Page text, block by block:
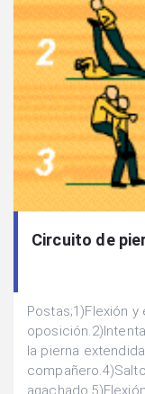
Circuito de
Postas;1)Flexión
la pierna